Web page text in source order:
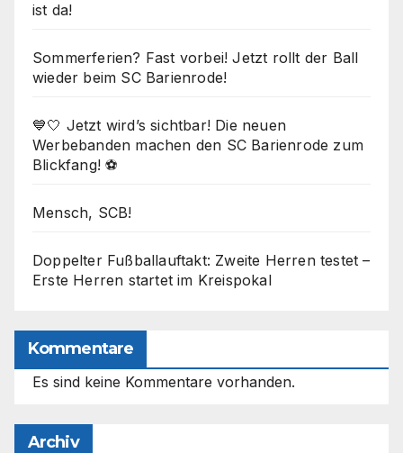
ist da!
Sommerferien? Fast vorbei! Jetzt rollt der Ball
wieder beim SC Barienrode!
💙🤍 Jetzt wird’s sichtbar! Die neuen
Werbebanden machen den SC Barienrode zum
Blickfang! ⚽
Mensch, SCB!
Doppelter Fußballauftakt: Zweite Herren testet –
Erste Herren startet im Kreispokal
Kommentare
Es sind keine Kommentare vorhanden.
Archiv